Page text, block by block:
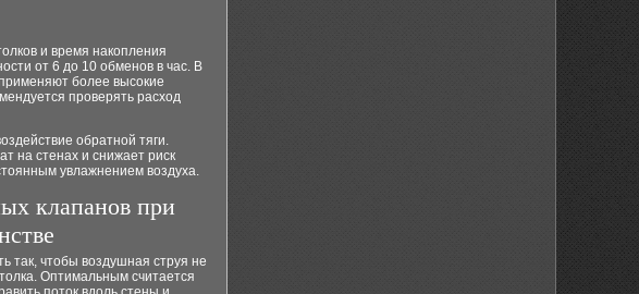
и время накопления
от 6 до 10 обменов в час. В
более высокие
проверять расход
обратной тяги.
на стенах и снижает риск
увлажнением воздуха.
клапанов при
так, чтобы воздушная струя не
Оптимальным считается